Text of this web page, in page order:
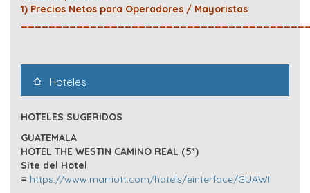
1) Precios Netos para Operadores / Mayoristas
Hoteles
HOTELES SUGERIDOS
GUATEMALA
HOTEL THE WESTIN CAMINO REAL (5*)
Site del Hotel
= https://www.marriott.com/hotels/einterface/GUAWI